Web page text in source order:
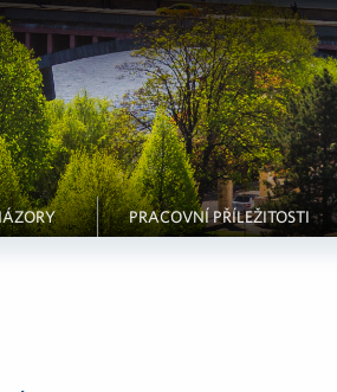
PRACOVNÍ PŘÍLEŽITOSTI